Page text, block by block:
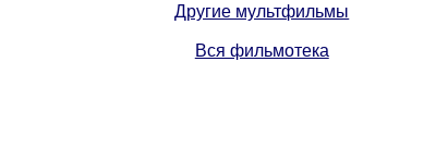
Другие мультфильмы
Вся фильмотека